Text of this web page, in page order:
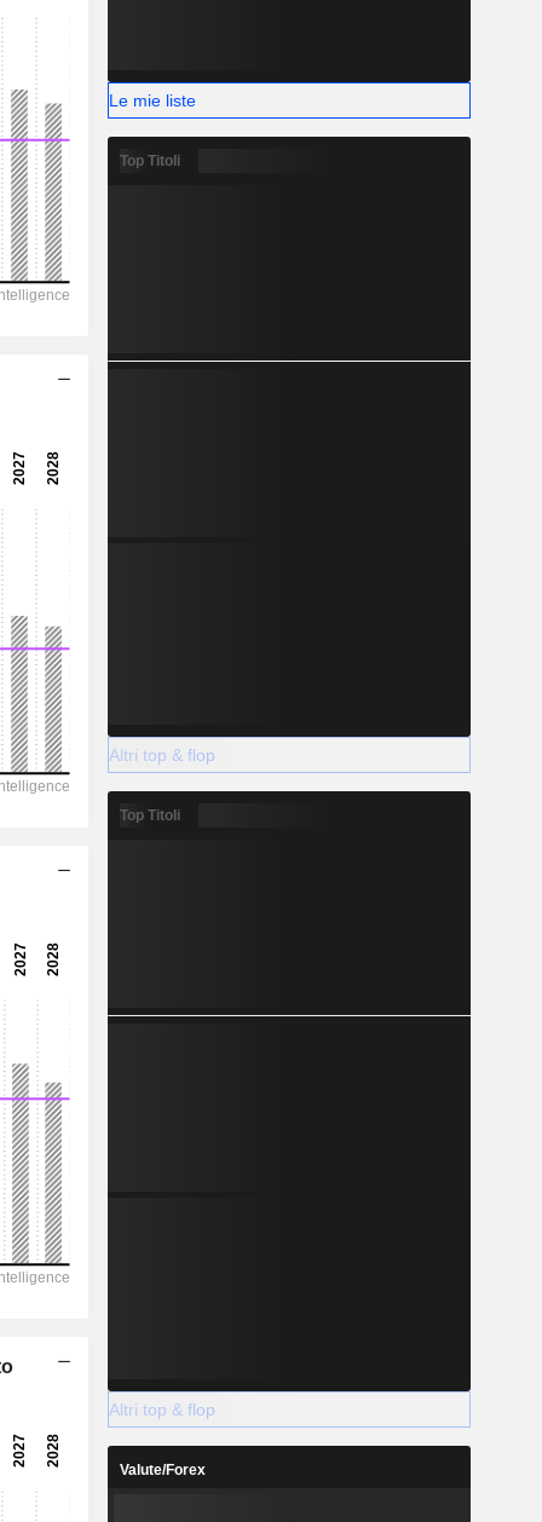
Le mie liste
Top Titoli
Altri top & flop
Top Titoli
Altri top & flop
Valute/Forex